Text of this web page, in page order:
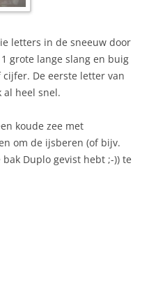
letters in de sneeuw door
grote lange slang en buig
De eerste letter van
al heel snel.
koude zee met
om de ijsberen (of bijv.
Duplo gevist hebt ;-)) te